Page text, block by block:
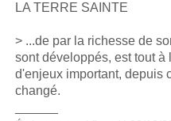
LA TERRE SAINTE
> ...de par la richesse de
sont développés, est tout
d'enjeux important, depuis
changé.